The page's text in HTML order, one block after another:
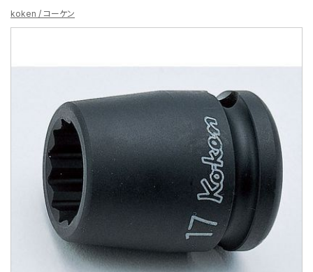
koken / コーケン